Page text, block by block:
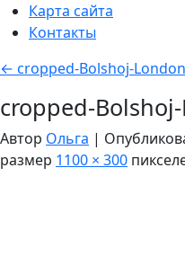
Карта сайта
Контакты
← cropped-Bolshoj-
cropped-
Автор Ольга |
размер 1100 × 300